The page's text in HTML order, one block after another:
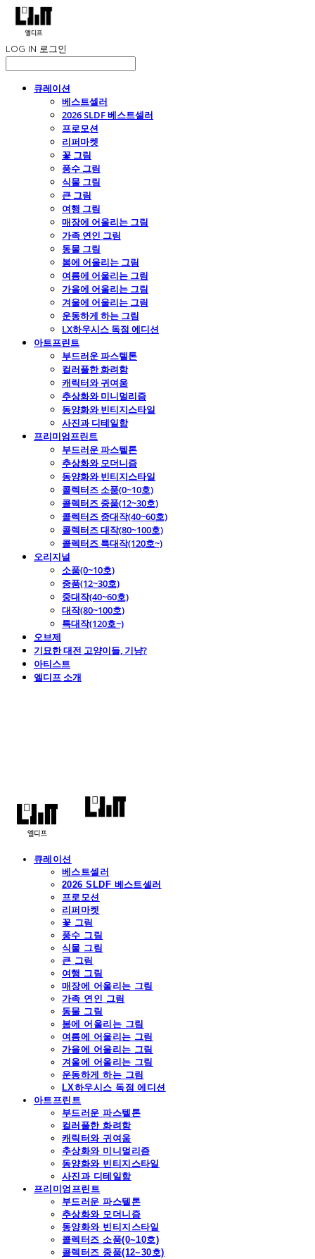
LOG IN 로그인
큐레이션
베스트셀러
2026 SLDF 베스트셀러
프로모션
리퍼마켓
꽃 그림
풍수 그림
식물 그림
큰 그림
여행 그림
매장에 어울리는 그림
가족 연인 그림
동물 그림
봄에 어울리는 그림
여름에 어울리는 그림
가을에 어울리는 그림
겨울에 어울리는 그림
운동하게 하는 그림
LX하우시스 독점 에디션
아트프린트
부드러운 파스텔톤
컬러풀한 화려함
캐릭터와 귀여움
추상화와 미니멀리즘
동양화와 빈티지스타일
사진과 디테일함
프리미엄프린트
부드러운 파스텔톤
추상화와 모더니즘
동양화와 빈티지스타일
콜렉터즈 소품(0~10호)
콜렉터즈 중품(12~30호)
콜렉터즈 중대작(40~60호)
콜렉터즈 대작(80~100호)
콜렉터즈 특대작(120호~)
오리지널
소품(0~10호)
중품(12~30호)
중대작(40~60호)
대작(80~100호)
특대작(120호~)
오브제
기묘한 대전 고양이들, 기냥?
아티스트
엘디프 소개
큐레이션
베스트셀러
2026 SLDF 베스트셀러
프로모션
리퍼마켓
꽃 그림
풍수 그림
식물 그림
큰 그림
여행 그림
매장에 어울리는 그림
가족 연인 그림
동물 그림
봄에 어울리는 그림
여름에 어울리는 그림
가을에 어울리는 그림
겨울에 어울리는 그림
운동하게 하는 그림
LX하우시스 독점 에디션
아트프린트
부드러운 파스텔톤
컬러풀한 화려함
캐릭터와 귀여움
추상화와 미니멀리즘
동양화와 빈티지스타일
사진과 디테일함
프리미엄프린트
부드러운 파스텔톤
추상화와 모더니즘
동양화와 빈티지스타일
콜렉터즈 소품(0~10호)
콜렉터즈 중품(12~30호)